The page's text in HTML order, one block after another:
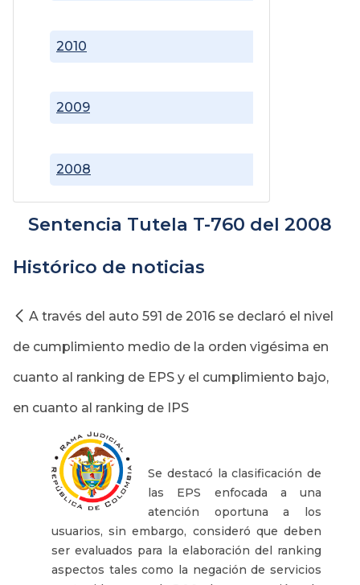
2008
2009
2010
Sentencia Tutela T-760 del 2008
Histórico de noticias
A través del auto 591 de 2016 se declaró el nivel
de cumplimiento medio de la orden vigésima en
cuanto al ranking de EPS y el cumplimiento bajo,
en cuanto al ranking de IPS
Se destacó la clasificación de
las EPS enfocada a una
atención oportuna a los
usuarios, sin embargo, consideró que deben
ser evaluados para la elaboración del ranking
aspectos tales como la negación de servicios